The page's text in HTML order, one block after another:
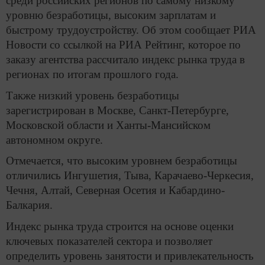
уровню безработицы, высоким зарплатам и
быстрому трудоустройству. Об этом сообщает РИА
Новости со ссылкой на РИА Рейтинг, которое по
заказу агентства рассчитало индекс рынка труда в
регионах по итогам прошлого года.
Также низкий уровень безработицы
зарегистрирован в Москве, Санкт-Петербурге,
Московской области и Ханты-Мансийском
автономном округе.
Отмечается, что высоким уровнем безработицы
отличились Ингушетия, Тыва, Карачаево-Черкесия,
Чечня, Алтай, Северная Осетия и Кабардино-
Балкария.
Индекс рынка труда строится на основе оценки
ключевых показателей сектора и позволяет
определить уровень занятости и привлекательность